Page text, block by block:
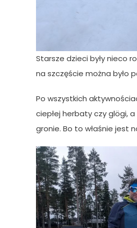
Starsze dzieci były nieco
na szczęście można było
Po wszystkich
ciepłej herbaty czy glögi,
gronie. Bo to właśnie jest